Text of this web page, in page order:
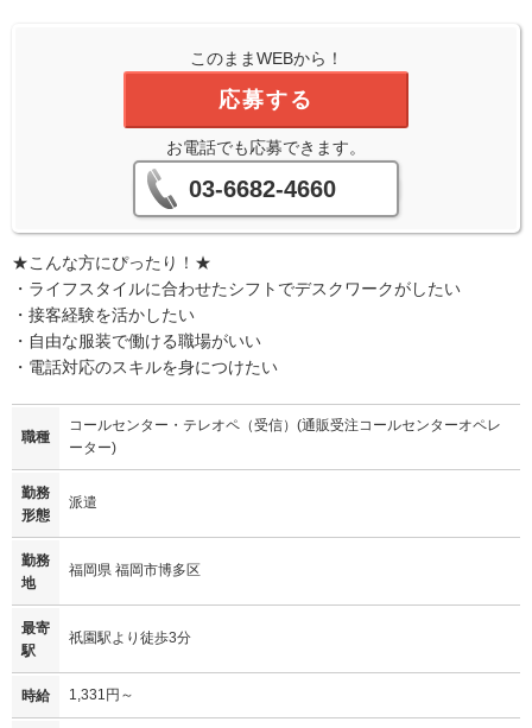
このままWEBから！
応募する
お電話でも応募できます。
03-6682-4660
★こんな方にぴったり！★
・ライフスタイルに合わせたシフトでデスクワークがしたい
・接客経験を活かしたい
・自由な服装で働ける職場がいい
・電話対応のスキルを身につけたい
職種
コールセンター・テレオペ（受信）(通販受注コールセンターオペレ
ーター)
勤務
形態
派遣
勤務
地
福岡県 福岡市博多区
最寄
駅
祇園駅より徒歩3分
時給 1,331円～